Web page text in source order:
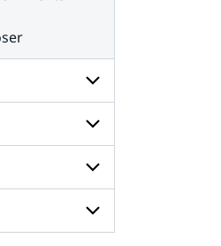
Undersidor
för
Radar
och
satellit
Undersidor
för
Väder
till
havs
Undersidor
för